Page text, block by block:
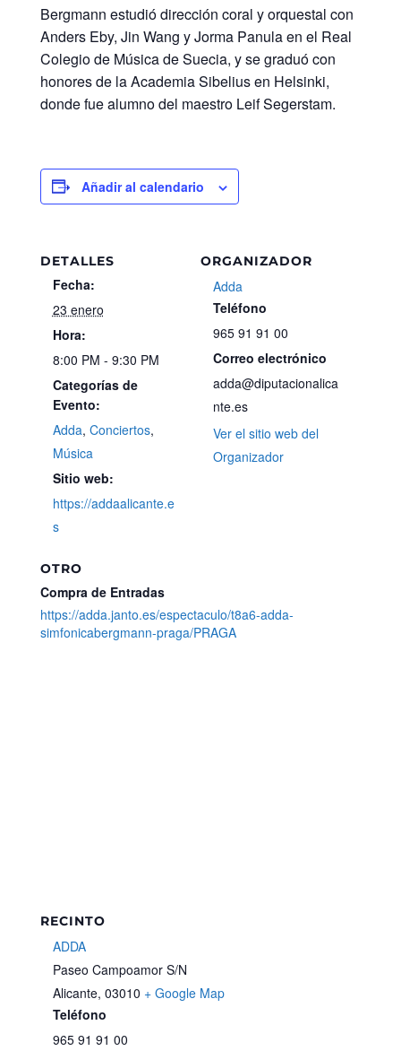
Bergmann estudió dirección coral y orquestal con
Anders Eby, Jin Wang y Jorma Panula en el Real
Colegio de Música de Suecia, y se graduó con
honores de la Academia Sibelius en Helsinki,
donde fue alumno del maestro Leif Segerstam.
Añadir al calendario
DETALLES
Fecha:
23 enero
Hora:
8:00 PM - 9:30 PM
Categorías de
Evento:
Adda, Conciertos,
Música
Sitio web:
https://addaalicante.e
s
ORGANIZADOR
Adda
Teléfono
965 91 91 00
Correo electrónico
adda@diputacionalica
nte.es
Ver el sitio web del
Organizador
OTRO
Compra de Entradas
https://adda.janto.es/espectaculo/t8a6-adda-
simfonicabergmann-praga/PRAGA
RECINTO
ADDA
Paseo Campoamor S/N
Alicante, 03010 + Google Map
Teléfono
965 91 91 00